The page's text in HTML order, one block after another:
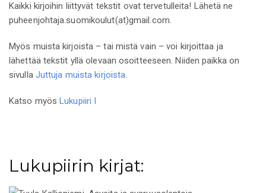
Kaikki kirjoihin liittyvät tekstit ovat tervetulleita! Lähetä ne
puheenjohtaja.suomikoulut(at)gmail.com.
Myös muista kirjoista – tai mistä vain – voi kirjoittaa ja
lähettää tekstit yllä olevaan osoitteeseen. Niiden paikka on
sivulla Juttuja muista kirjoista.
Katso myösLukupiiri I
Lukupiirin kirjat: